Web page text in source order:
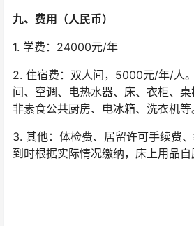
九、费用（人民币）
1. 学费：24000元/年
2. 住宿费：双人间，5000元/年/人
间、空调、电热水器、床、衣柜、
非素食公共厨房、电冰箱、洗衣机等
3. 其他：体检费、居留许可手续费
到时根据实际情况缴纳，床上用品自